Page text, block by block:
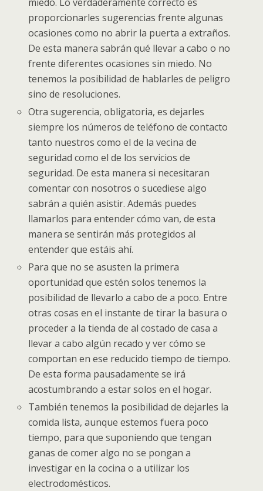
proporcionarles sugerencias frente algunas
ocasiones como no abrir la puerta a extraños.
De esta manera sabrán qué llevar a cabo o no
frente diferentes ocasiones sin miedo. No
tenemos la posibilidad de hablarles de peligro
sino de resoluciones.
Otra sugerencia, obligatoria, es dejarles
siempre los números de teléfono de contacto
tanto nuestros como el de la vecina de
seguridad como el de los servicios de
seguridad. De esta manera si necesitaran
comentar con nosotros o sucediese algo
sabrán a quién asistir. Además puedes
llamarlos para entender cómo van, de esta
manera se sentirán más protegidos al
entender que estáis ahí.
Para que no se asusten la primera
oportunidad que estén solos tenemos la
posibilidad de llevarlo a cabo de a poco. Entre
otras cosas en el instante de tirar la basura o
proceder a la tienda de al costado de casa a
llevar a cabo algún recado y ver cómo se
comportan en ese reducido tiempo de tiempo.
De esta forma pausadamente se irá
acostumbrando a estar solos en el hogar.
También tenemos la posibilidad de dejarles la
comida lista, aunque estemos fuera poco
tiempo, para que suponiendo que tengan
ganas de comer algo no se pongan a
investigar en la cocina o a utilizar los
electrodomésticos.